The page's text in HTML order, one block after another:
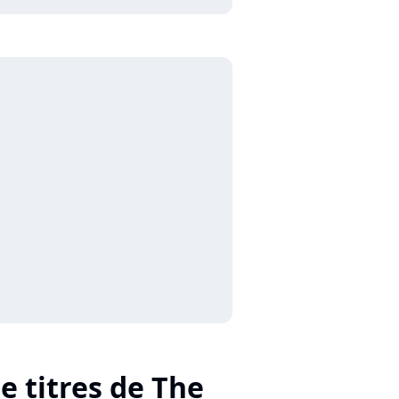
titres de The